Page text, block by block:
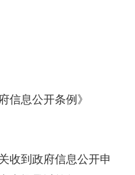
信息公开条例》
收到政府信息公开申